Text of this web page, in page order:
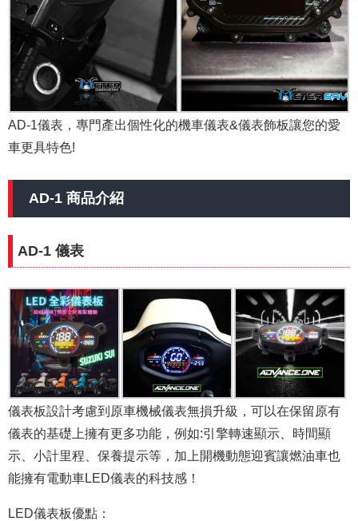
AD-1儀表，專門產出個性化的機車儀表&儀表飾板讓您的愛
車更具特色!
AD-1 商品介紹
AD-1 儀表
儀表板設計考慮到原車機械儀表無損升級，可以在保留原有
儀表的基礎上擁有更多功能，例如:引擎轉速顯示、時間顯
示、小計里程、保養提示等，加上開機動態迎賓讓燃油車也
能擁有電動車LED儀表的科技感！
LED儀表板優點：